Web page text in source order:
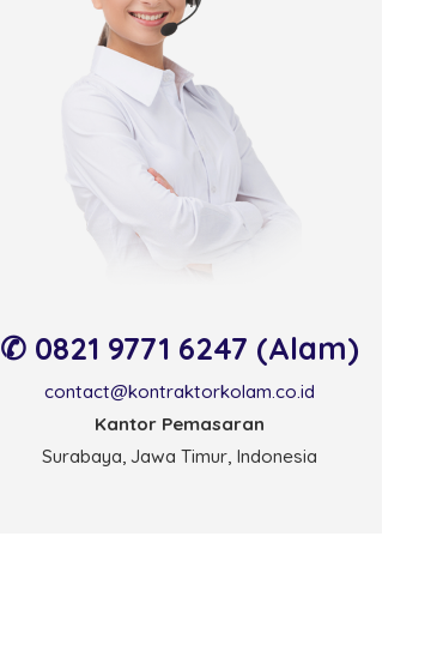
✆ 0821 9771 6247 (Alam)
contact@kontraktorkolam.co.id
Kantor Pemasaran
Surabaya, Jawa Timur, Indonesia